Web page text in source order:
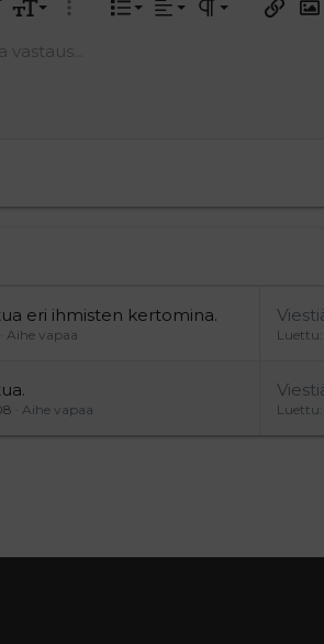
Fontin kokoLaajennettuun editoriin…
Lista
Järjestetty lista
Tasaus
Tasaa vasemmalle
Paragraph format
Normal Lisää
Arial
YliviivaaAlleviivattu
video/media
LainausLisää taulukko
muotoilu
BBCode-näkymä
Luonnokset
vastaus...
eri ihmisten kertomina.
Aihe vapaa Luettu
Aihe vapaa Luettu